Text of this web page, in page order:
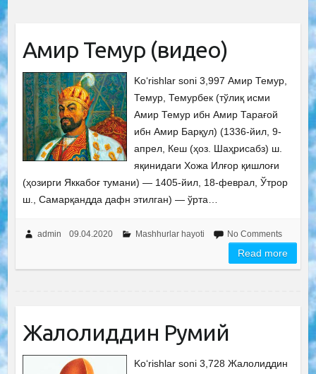
Амир Темур (видео)
Ko‘rishlar soni 3,997 Амир Темур,
Темур, Темурбек (тўлиқ исми
Амир Темур ибн Амир Тарағой
ибн Амир Барқул) (1336-йил, 9-
апрел, Кеш (ҳоз. Шаҳрисабз) ш.
яқинидаги Хожа Илғор қишлоғи
(ҳозирги Яккабоғ тумани) — 1405-йил, 18-феврал, Ўтрор
ш., Самарқандда дафн этилган) — ўрта…
admin 09.04.2020 Mashhurlar hayoti No Comments
Read more
Жалолиддин Румий
Ko‘rishlar soni 3,728 Жалолиддин